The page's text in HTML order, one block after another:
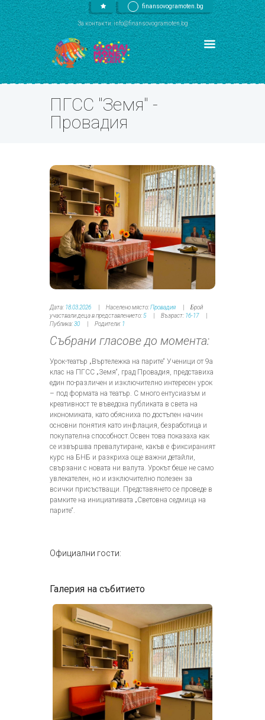
finansovogramoten.bg
За контакти: info@finansovogramoten.bg
ПГСС "Земя" -
Провадия
Дата: 18.03.2026 Населено място:Провадия
Брой
участвали деца в представлението:5 Възраст: 16-17
Публика:30 Родители: 1
Събрани гласове до момента:
Урок-театър „Въртележка на парите“ Ученици от 9а
клас на ПГСС „Земя“, град Провадия, представиха
един по-различен и изключително интересен урок
– под формата на театър. С много ентусиазъм и
креативност те въведоха публиката в света на
икономиката, като обясниха по достъпен начин
основни понятия като инфлация, безработица и
покупателна способност.Освен това показаха как
се извършва превалутиране, какъв е фиксираният
курс на БНБ и разкриха още важни детайли,
свързани с новата ни валута. Урокът беше не само
увлекателен, но и изключително полезен за
всички присъстващи. Представянето се проведе в
рамките на инициативата „Световна седмица на
парите“.
Официални гости:
Галерия на събитието